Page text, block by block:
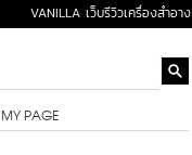
VANILLA เว็บรีวิวเครื่องสำอาง
MY PAGE